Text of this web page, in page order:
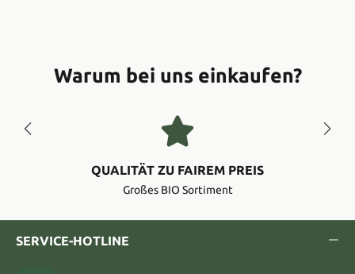
Warum bei uns einkaufen?
QUALITÄT ZU FAIREM PREIS
Großes BIO Sortiment
SERVICE-HOTLINE